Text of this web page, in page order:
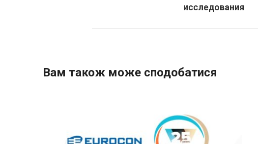
исследования
Вам також може сподобатися